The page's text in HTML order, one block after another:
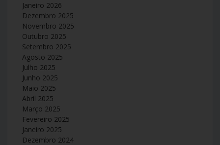
Janeiro 2026
Dezembro 2025
Novembro 2025
Outubro 2025
Setembro 2025
Agosto 2025
Julho 2025
Junho 2025
Maio 2025
Abril 2025
Março 2025
Fevereiro 2025
Janeiro 2025
Dezembro 2024